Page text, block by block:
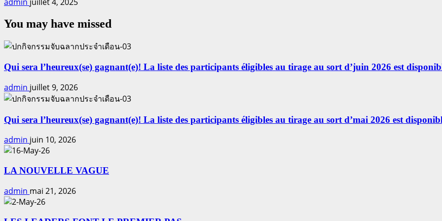
You may have missed
Qui sera l’heureux(se) gagnant(e)! La liste des participants éligibles au tirage au sort d’juin 2026 est
admin juillet 9, 2026
Qui sera l’heureux(se) gagnant(e)! La liste des participants éligibles au tirage au sort d’mai 2026 est
admin juin 10, 2026
LA NOUVELLE VAGUE
admin mai 21, 2026